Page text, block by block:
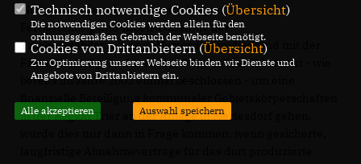
Müller, dass jetzt intensiv nach Wegen zu einer
Fertigstellung und Inbetriebnahme der
Trockenstabilatanlage in Mertesdorf im Verbund mit der
Firma Herhof gesucht werde. Sollte es hierbei erneut - wie
bereits im Jahre 2003 einmal beschlossen - um eine
in der Region Trier an der Anlage in Mertesdorf gehen,
Technisch notwendige Cookies (Übersicht)
Die notwendigen Cookies werden allein für den
ordnungsgemäßen Gebrauch der Webseite benötigt.
Cookies von Drittanbietern (Übersicht)
Zur Optimierung unserer Webseite binden wir Dienste und
Angebote von Drittanbietern ein.
Alle akzeptieren Auswahl speichern